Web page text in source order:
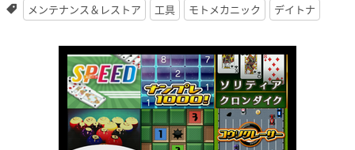
メンテナンス＆レストア 工具 モトメカニック デイトナ